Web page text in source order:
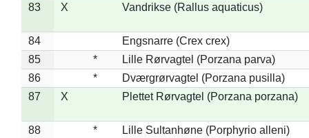
83
X Vandrikse (Rallus aquaticus)
84
Engsnarre (Crex crex)
85
*
Lille Rørvagtel (Porzana parva)
86
*
Dværgrørvagtel (Porzana pusilla)
87
X Plettet Rørvagtel (Porzana porzana)
88 *
Lille Sultanhøne (Porphyrio alleni)